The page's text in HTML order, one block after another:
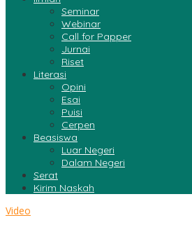
Seminar
Webinar
Call for Papper
Jurnai
Riset
Literasi
Opini
Esai
Puisi
Cerpen
Beasiswa
Luar Negeri
Dalam Negeri
Serat
Kirim Naskah
Video